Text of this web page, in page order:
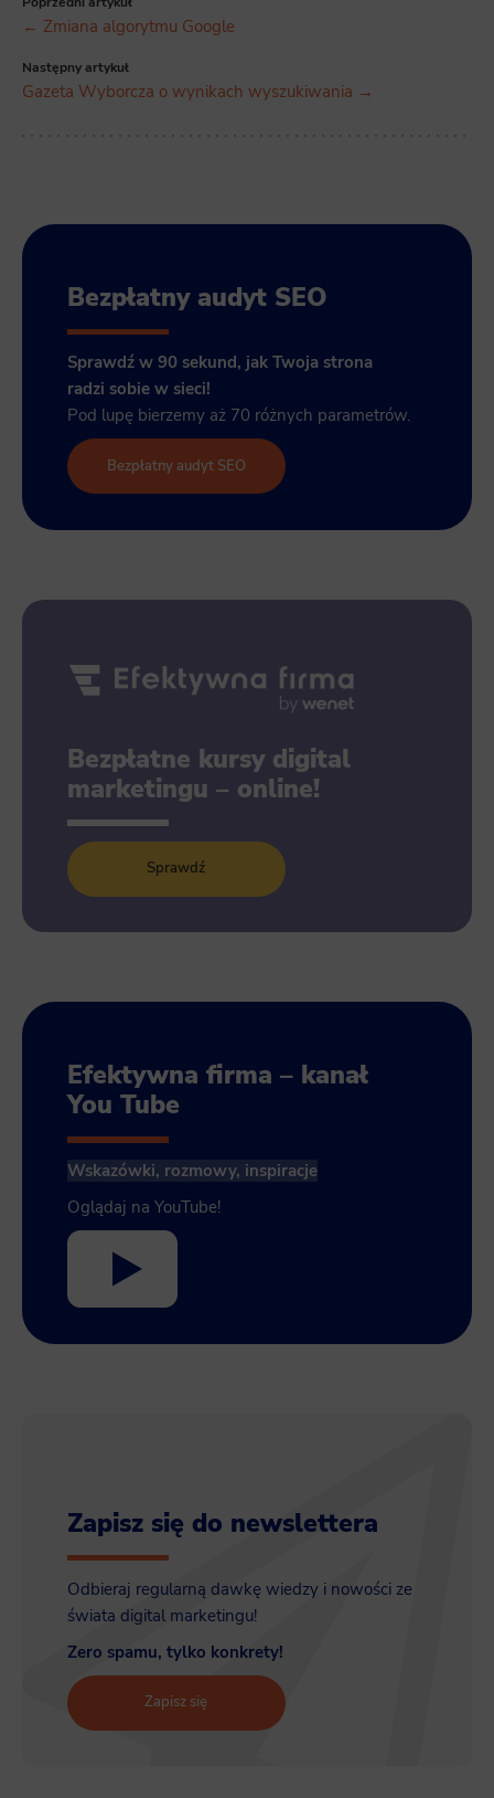
← Zmiana algorytmu Google
Następny artykuł
Gazeta Wyborcza o wynikach wyszukiwania →
Bezpłatny audyt SEO
Sprawdź w 90 sekund, jak Twoja strona
radzi sobie w sieci!
Pod lupę bierzemy aż 70 różnych parametrów.
Bezpłatny audyt SEO
Bezpłatne kursy digital
marketingu – online!
Sprawdź
Efektywna firma – kanał
You Tube
Wskazówki, rozmowy, inspiracje
Oglądaj na YouTube!
Zapisz się do newslettera
Odbieraj regularną dawkę wiedzy i nowości ze
świata digital marketingu!
Zero spamu, tylko konkrety!
Zapisz się